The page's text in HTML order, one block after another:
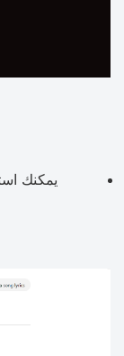
يمكنك